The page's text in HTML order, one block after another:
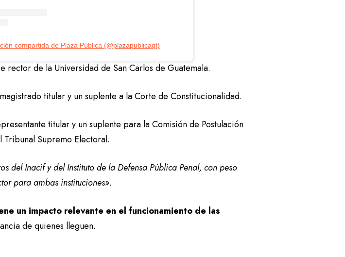
compartida de Plaza Pública (@plazapublicagt)
rector de la Universidad de San Carlos de Guatemala.
titular y un suplente a la Corte de Constitucionalidad.
titular y un suplente para la Comisión de Postulación
Supremo Electoral.
del Inacif y del Instituto de la Defensa Pública Penal, con peso
para ambas instituciones».
un impacto relevante en el funcionamiento de las
de quienes lleguen.